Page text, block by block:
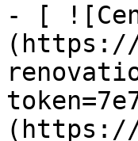
- [
(https://